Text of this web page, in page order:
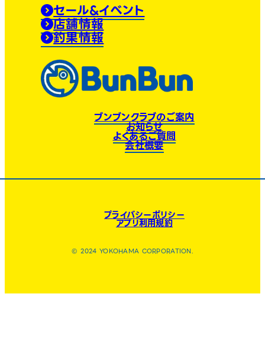
セール&イベント
店舗情報
釣果情報
ブンブンクラブのご案内
お知らせ
よくあるご質問
会社概要
プライバシーポリシー
アプリ利用規約
© 2024 YOKOHAMA CORPORATION.